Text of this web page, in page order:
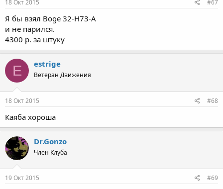
18 Окт 2015 #67
Я бы взял Boge 32-H73-A
и не парился.
4300 р. за штуку
E estrige
Ветеран Движения
18 Окт 2015 #68
Каяба хороша
Dr.Gonzo
Член Клуба
19 Окт 2015 #69